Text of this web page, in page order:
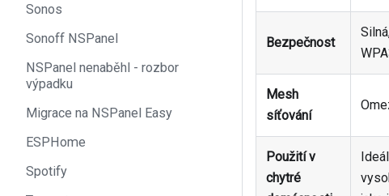
Sonos
Sonoff NSPanel
NSPanel nenaběhl - rozbor
výpadku
Migrace na NSPanel Easy
ESPHome
Spotify
Bezpečnost
Mesh
síťování
Použití v
chytré